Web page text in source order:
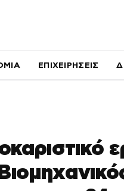
ΕΠΙΧΕΙΡΗΣΕΙΣ